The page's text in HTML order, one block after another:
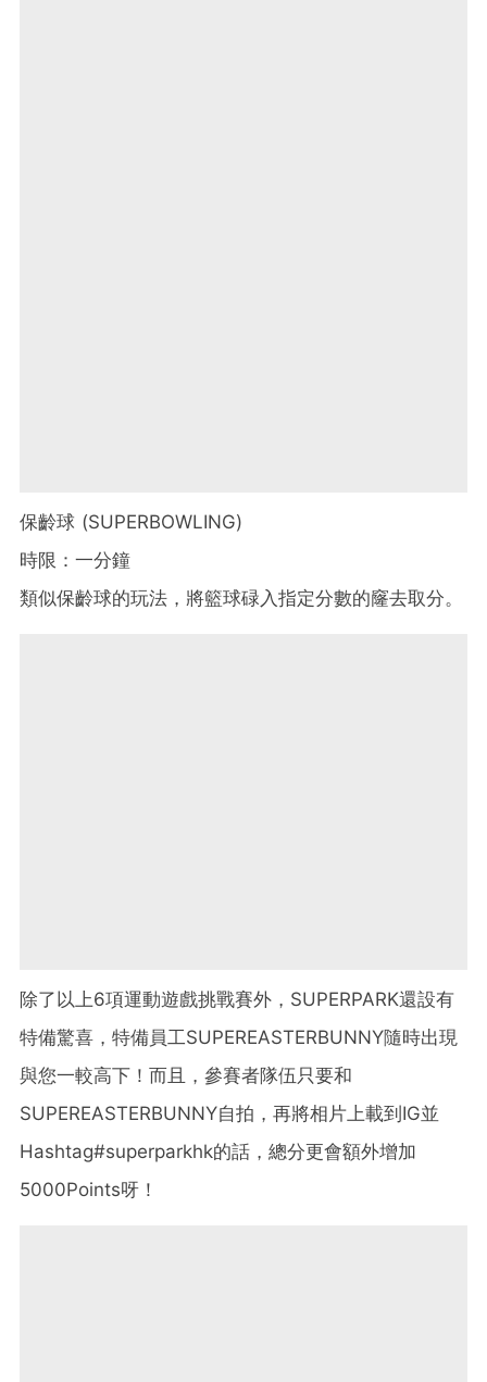
保齡球 (SUPERBOWLING)
時限：一分鐘
類似保齡球的玩法，將籃球碌入指定分數的窿去取分。
除了以上6項運動遊戲挑戰賽外，SUPERPARK還設有
特備驚喜，特備員工SUPEREASTERBUNNY隨時出現
與您一較高下！而且，參賽者隊伍只要和
SUPEREASTERBUNNY自拍，再將相片上載到IG並
Hashtag#superparkhk的話，總分更會額外增加
5000Points呀！